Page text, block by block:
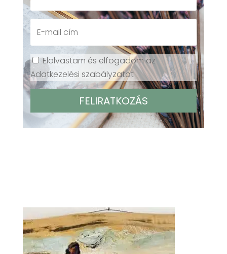
Elolvastam és elfogadom az
Adatkezelési szabályzatot